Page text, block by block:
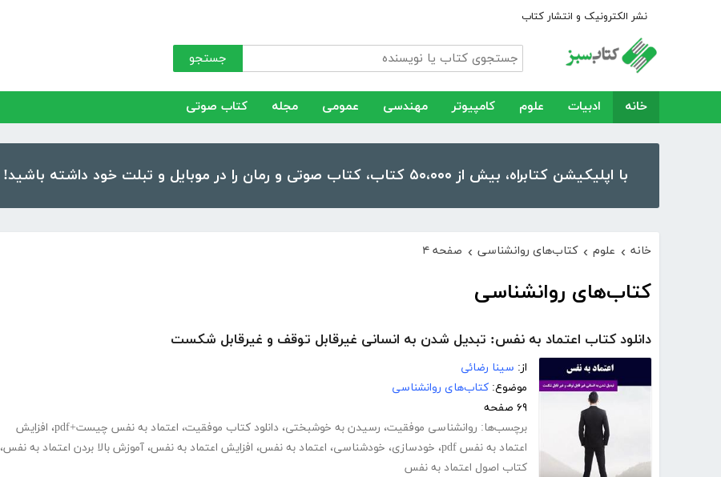
نشر الکترونیک و انتشار کتاب
جستجو
خانه ادبیات علوم کامپیوتر مهندسی عمومی مجله کتاب صوتی
با اپلیکیشن کتابراه، بیش از ۵۰،۰۰۰ کتاب، کتاب صوتی و رمان را در موبایل و تبلت خود داشته باشید!
خانه › علوم › کتاب‌های روانشناسی › صفحه ۴
کتاب‌های روانشناسی
دانلود کتاب اعتماد به نفس: تبدیل شدن به انسانی غیرقابل توقف و غیرقابل شکست
از: سینا رضائی
موضوع: کتاب‌های روانشناسی
۶۹ صفحه
برچسب‌ها: روانشناسی موفقیت، رسیدن به خوشبختی، دانلود کتاب موفقیت، اعتماد به نفس چیست+pdf ، افزایش
اعتماد به نفس pdf
، خودسازی، خودشناسی، اعتماد به نفس، افزایش اعتماد به نفس، آموزش بالا بردن اعتماد به نفس،
کتاب اصول اعتماد به نفس